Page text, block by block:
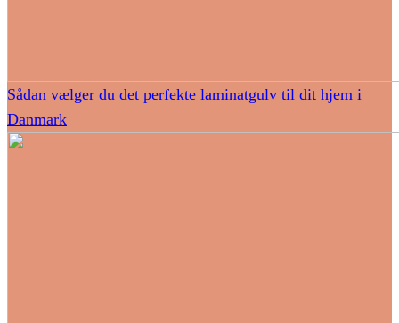
Sådan vælger du det perfekte laminatgulv til dit hjem i
Danmark